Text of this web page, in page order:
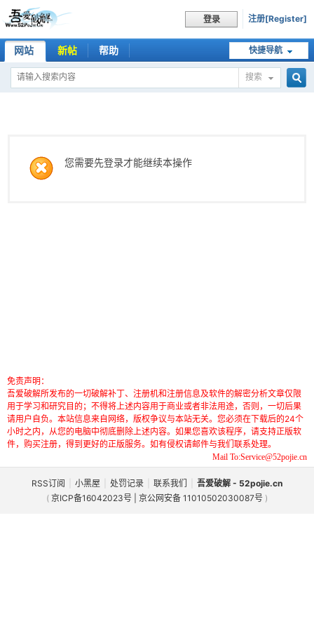
登录 注册[Register]
快捷导航
网站 新帖 帮助
搜索
您需要先登录才能继续本操作
免责声明：
吾爱破解所发布的一切破解补丁、注册机和注册信息及软件的解密分析文章仅限
用于学习和研究目的；不得将上述内容用于商业或者非法用途，否则，一切后果
请用户自负。本站信息来自网络，版权争议与本站无关。您必须在下载后的24个
小时之内，从您的电脑中彻底删除上述内容。如果您喜欢该程序，请支持正版软
件，购买注册，得到更好的正版服务。如有侵权请邮件与我们联系处理。
Mail To:Service@52pojie.cn
RSS订阅 小黑屋 处罚记录 联系我们
吾爱破解 - 52pojie.cn
( 京ICP备16042023号 | 京公网安备 11010502030087号 )